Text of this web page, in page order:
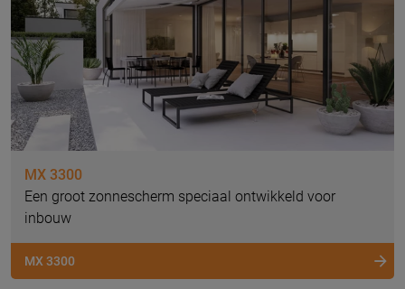
MX 3300
Een groot zonnescherm speciaal ontwikkeld voor
inbouw
MX 3300